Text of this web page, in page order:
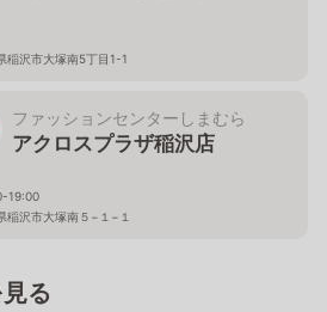
稲沢市大塚南5丁目1-1
ファッションセンターしまむら
アクロスプラザ稲沢店
19:00
稲沢市大塚南５−１−１
る